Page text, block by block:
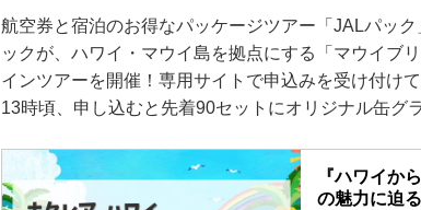
航空券と宿泊のお得なパッケージツアー「JALパッ
ックが、ハワイ・マウイ島を拠点にする「マウイブ
インツアーを開催！専用サイトで申込みを受け付け
13時頃、申し込むと先着90セットにオリジナル缶グ
『ハワイか
の魅力に迫